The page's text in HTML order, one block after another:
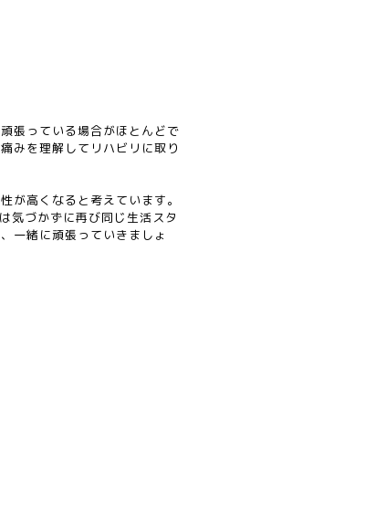
張っている場合がほとんどで
みを理解してリハビリに取り
が高くなると考えています。
気づかずに再び同じ生活スタ
一緒に頑張っていきましょ